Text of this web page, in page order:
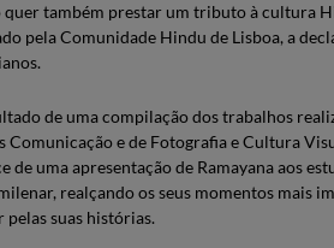
também prestar um tributo à cultura
pela Comunidade Hindu de Lisboa, a
de uma compilação dos trabalhos
Comunicação e de Fotografia e Cultura
de uma apresentação de Ramayana aos
realçando os seus momentos mais
suas histórias.